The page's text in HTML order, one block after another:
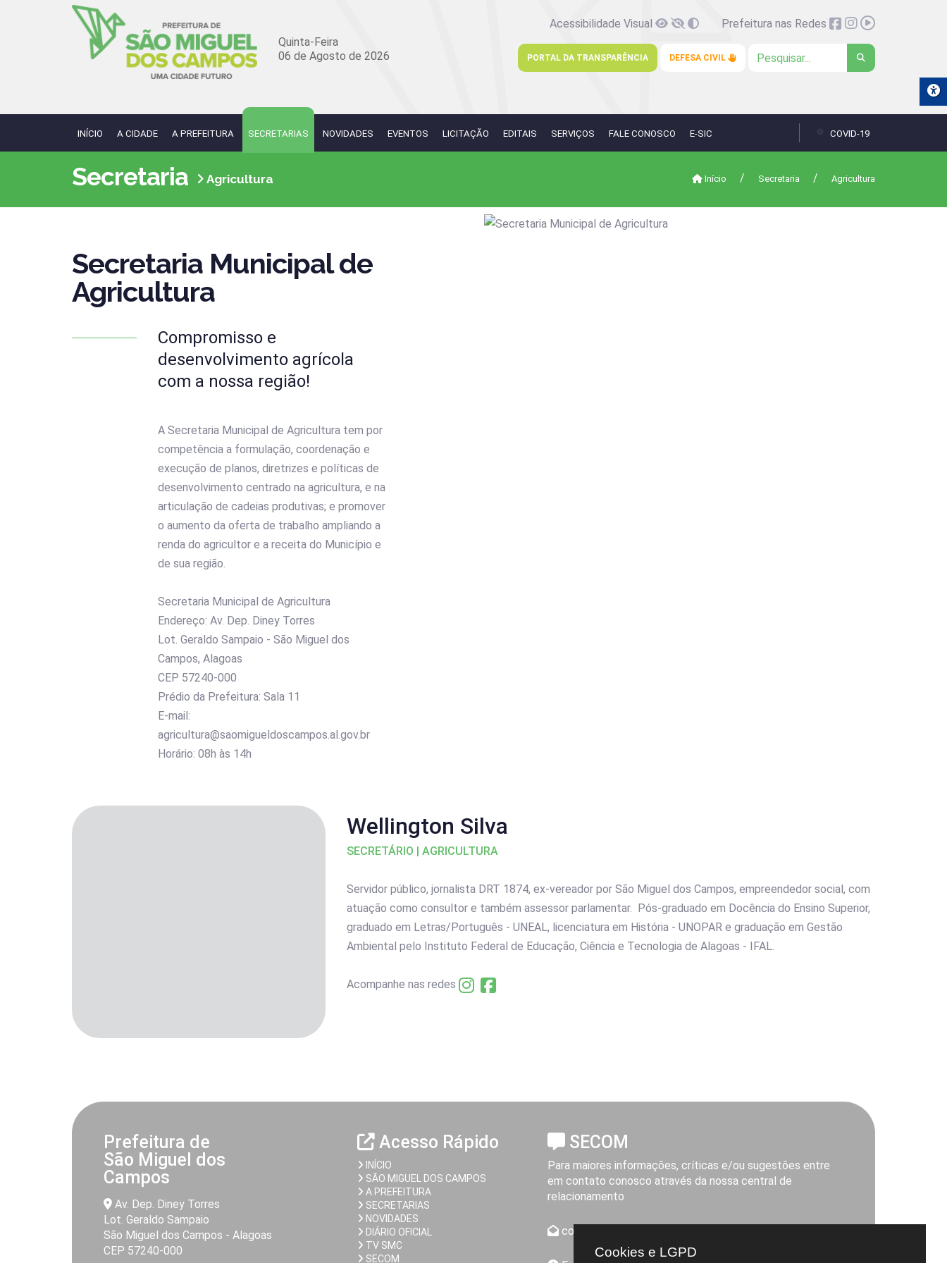
Quinta-Feira
06 de Agosto de 2026
Acessibilidade Visual Prefeitura nas Redes
PORTAL DA TRANSPARÊNCIA DEFESA CIVIL
INÍCIO A CIDADE A PREFEITURA SECRETARIAS NOVIDADES EVENTOS LICITAÇÃO EDITAIS SERVIÇOS FALE CONOSCO E-SIC COVID-19
Secretaria Agricultura Início Secretaria Agricultura
Secretaria Municipal de
Agricultura
Compromisso e
desenvolvimento agrícola
com a nossa região!
A Secretaria Municipal de Agricultura tem por
competência a formulação, coordenação e
execução de planos, diretrizes e políticas de
desenvolvimento centrado na agricultura, e na
articulação de cadeias produtivas; e promover
o aumento da oferta de trabalho ampliando a
renda do agricultor e a receita do Município e
de sua região.
Secretaria Municipal de Agricultura
Endereço: Av. Dep. Diney Torres
Lot. Geraldo Sampaio - São Miguel dos
Campos, Alagoas
CEP 57240-000
Prédio da Prefeitura: Sala 11
E-mail:
agricultura@saomigueldoscampos.al.gov.br
Horário: 08h às 14h
Wellington Silva
SECRETÁRIO | AGRICULTURA
Servidor público, jornalista DRT 1874, ex-vereador por São Miguel dos Campos, empreendedor social, com
atuação como consultor e também assessor parlamentar. Pós-graduado em Docência do Ensino Superior,
graduado em Letras/Português - UNEAL, licenciatura em História - UNOPAR e graduação em Gestão
Ambiental pelo Instituto Federal de Educação, Ciência e Tecnologia de Alagoas - IFAL.
Acompanhe nas redes
Prefeitura de
São Miguel dos
Campos
Av. Dep. Diney Torres
Lot. Geraldo Sampaio
São Miguel dos Campos - Alagoas
CEP 57240-000
Acesso Rápido
INÍCIO
SÃO MIGUEL DOS CAMPOS
A PREFEITURA
SECRETARIAS
NOVIDADES
DIÁRIO OFICIAL
TV SMC
SECOM
SECOM
Para maiores informações, críticas e/ou sugestões entre
em contato conosco através da nossa central de
relacionamento
comunicacao@saomigueldoscampos.al.gov.br
Cookies e LGPD